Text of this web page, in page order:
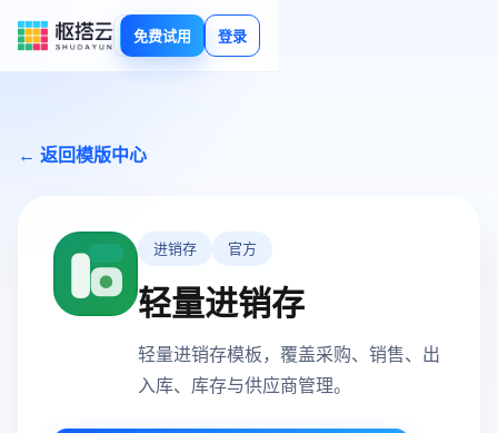
免费试用 登录
← 返回模版中心
进销存 官方
轻量进销存
轻量进销存模板，覆盖采购、销售、出
入库、库存与供应商管理。